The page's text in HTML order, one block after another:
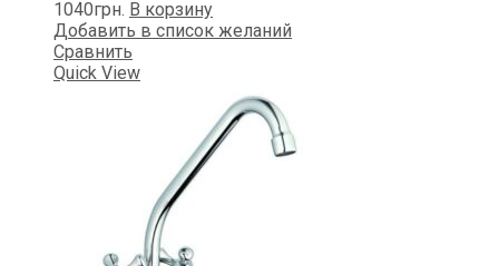
1040грн. В корзину
Добавить в список желаний
Сравнить
Quick View